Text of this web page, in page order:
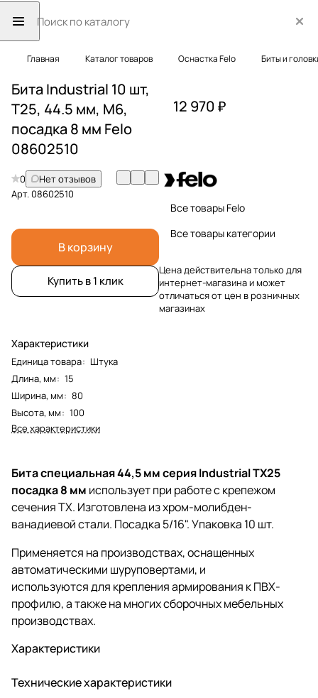
Главная Каталог товаров Оснастка Felo Биты и
Бита Industrial 10 шт,
T25, 44.5 мм, M6,
посадка 8 мм Felo
08602510
0
Нет отзывов
Арт.08602510
В корзину
Купить в 1 клик
Характеристики
Единица товара: Штука
Длина, мм: 15
Ширина, мм: 80
Высота, мм: 100
Все характеристики
12 970 ₽
Все товары Felo
Все товары категории
Цена действительна только для
интернет-магазина и может
отличаться от цен в розничных
магазинах
Бита специальная 44,5 мм серия Industrial TX25
посадка 8 мм использует при работе с крепежом
сечения TX. Изготовлена из хром-молибден-
ванадиевой стали. Посадка 5/16". Упаковка 10 шт.
Применяется на производствах, оснащенных
автоматическими шуруповертами, и
используются для крепления армирования к ПВХ-
профилю, а также на многих сборочных мебельных
производствах.
Характеристики
Технические характеристики